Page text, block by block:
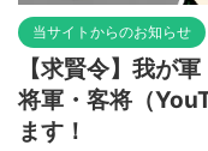
当サイトからのお知らせ
【求賢令】我が
将軍・客将（
ます！